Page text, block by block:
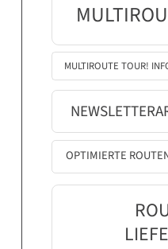
MULTIROUTE TOUR!
OPTIMIERTE